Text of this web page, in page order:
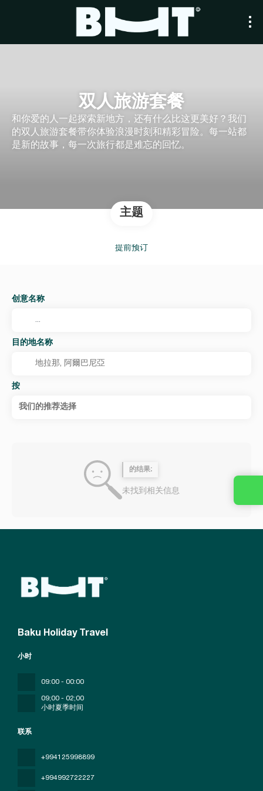
双人旅游套餐
和你爱的人一起探索新地方，还有什么比这更美好？我们
的双人旅游套餐带你体验浪漫时刻和精彩冒险。每一站都
是新的故事，每一次旅行都是难忘的回忆。
主题
提前预订
创意名称
目的地名称
按
我们的推荐选择
的结果:
未找到相关信息
Baku Holiday Travel
联系
+994125998899
+994992722227
小时
09:00 - 00:00
09;00 - 02;00
小时夏季时间